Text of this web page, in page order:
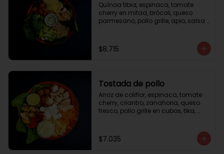
Quínoa tibia, espinaca, tomate
cherry en mitad, brócoli, queso
parmesano, pollo grille, apio, salsa
$8.715
Tostada de pollo
Arroz de coliflor, espinaca, tomate
cherry, cilantro, zanahoria, queso
fresco, pollo grille en cubos, tika,
$7.035